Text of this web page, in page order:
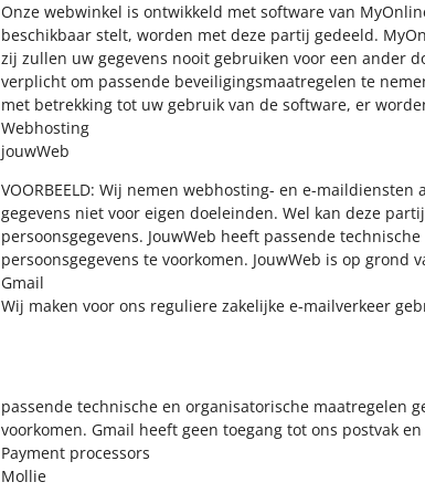
Onze webwinkel is ontwikkeld met software van
beschikbaar stelt, worden met deze partij gedeeld.
zij zullen uw gegevens nooit gebruiken voor een ander
verplicht om passende beveiligingsmaatregelen te
met betrekking tot uw gebruik van de software, er
Webhosting
jouwWeb
VOORBEELD: Wij nemen webhosting- en e-
gegevens niet voor eigen doeleinden. Wel kan deze
persoonsgegevens. JouwWeb heeft passende
persoonsgegevens te voorkomen. JouwWeb is op
Gmail
Wij maken voor ons reguliere zakelijke e-mailverkeer
passende technische en organisatorische maatregelen
voorkomen. Gmail heeft geen toegang tot ons postvak
Payment processors
Mollie